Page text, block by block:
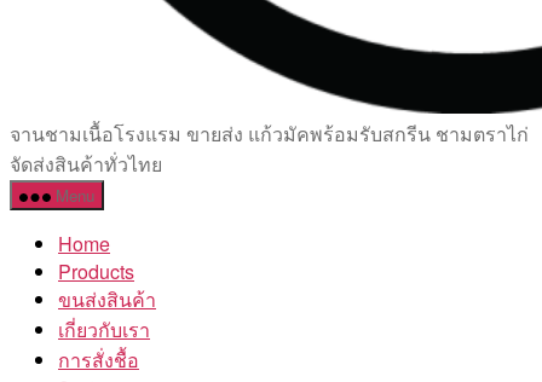
เซรามิค
ครบ
ครัน
โรงงาน
จานชามเนื้อโรงแรม ขายส่ง แก้วมัคพร้อมรับสกรีน ชามตราไก่
จัดส่งสินค้าทั่วไทย
Menu
Home
Products
ขนส่งสินค้า
เกี่ยวกับเรา
การสั่งชื้อ